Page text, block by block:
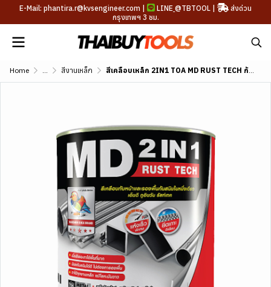
E-Mail: phantira.r@kvsengineer.com | LINE @TBTOOL |
ส่งด่วน
กรุงเทพฯ 3 ชม.
Home ... สีงานเหล็ก สีเคลือบเหล็ก 2IN1 TOA MD RUST TECH กันสนิม+ทับหน้า